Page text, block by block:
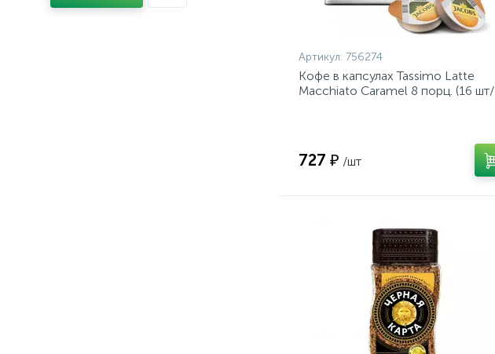
Артикул: 756274
Кофе в капсулах Tassimo Latte
Macchiato Caramel 8 порц. (16 шт/
727 ₽ /шт